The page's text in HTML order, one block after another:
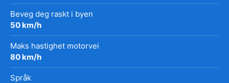
Beveg deg raskt i byen
50 km/h
Maks hastighet motorvei
80 km/h
Språk